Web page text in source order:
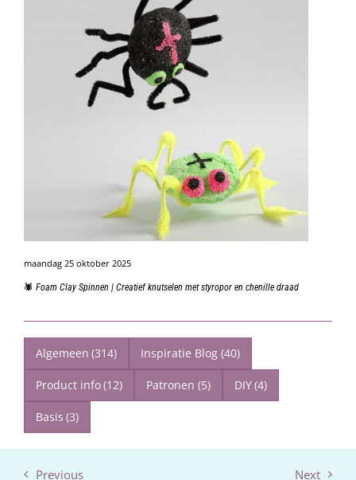
maandag 25 oktober 2025
🕷️ Foam Clay Spinnen | Creatief knutselen met styropor en chenille draad
Algemeen (314) Inspiratie Blog (40)
Product info(12) Patronen (5) DIY(4)
Basis (3)
Previous Next